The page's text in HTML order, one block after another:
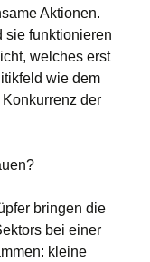
Aktionen.
sie funktionieren
welches erst
wie dem
der
bringen die
bei einer
kleine